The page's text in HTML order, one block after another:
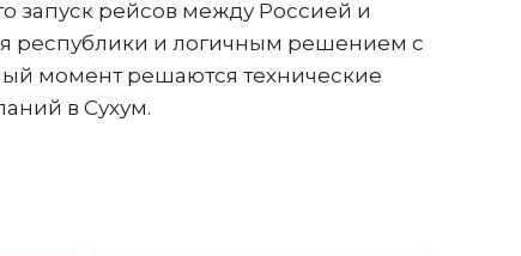
запуск рейсов между Россией и
республики и логичным решением с
момент решаются технические
в Сухум.